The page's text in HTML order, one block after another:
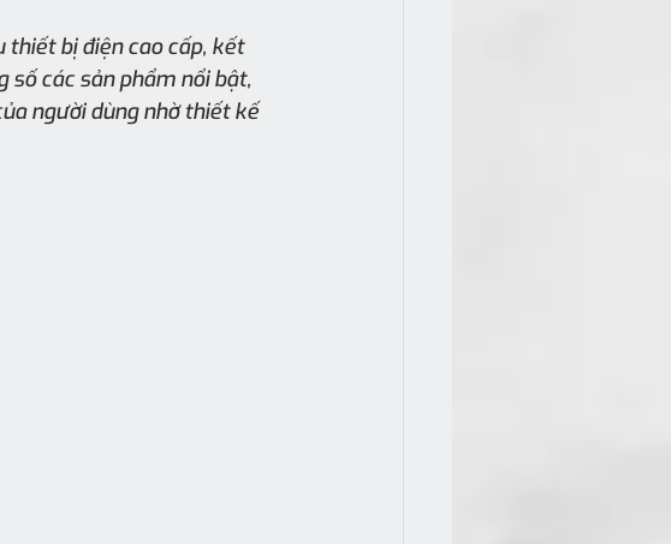
thiết bị điện cao cấp, kết
số các sản phẩm nổi bật,
người dùng nhờ thiết kế